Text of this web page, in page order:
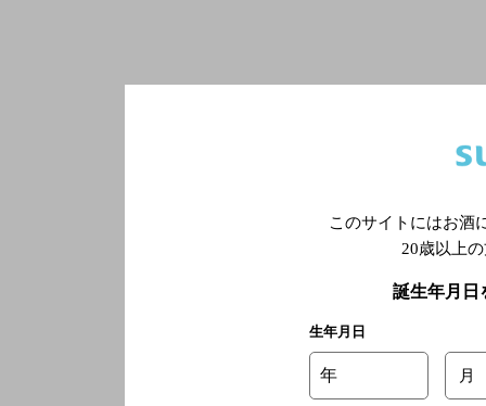
このサイトにはお酒
20歳以上
誕生年月日
生年月日
年 月